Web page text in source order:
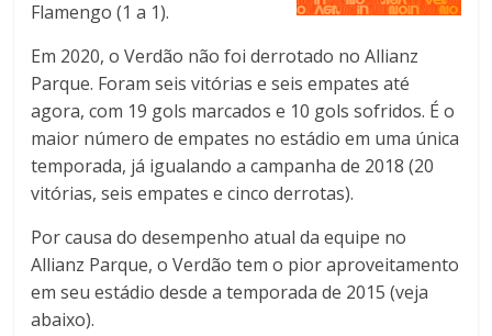
Flamengo (1 a 1).
Em 2020, o Verdão não foi derrotado no Allianz
Parque. Foram seis vitórias e seis empates até
agora, com 19 gols marcados e 10 gols sofridos. É o
maior número de empates no estádio em uma única
temporada, já igualando a campanha de 2018 (20
vitórias, seis empates e cinco derrotas).
Por causa do desempenho atual da equipe no
Allianz Parque, o Verdão tem o pior aproveitamento
em seu estádio desde a temporada de 2015 (veja
abaixo).